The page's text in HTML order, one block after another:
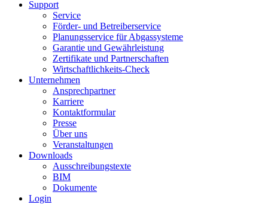
Support
Service
Förder- und Betreiberservice
Planungsservice für Abgassysteme
Garantie und Gewährleistung
Zertifikate und Partnerschaften
Wirtschaftlichkeits-Check
Unternehmen
Ansprechpartner
Karriere
Kontaktformular
Presse
Über uns
Veranstaltungen
Downloads
Ausschreibungstexte
BIM
Dokumente
Login